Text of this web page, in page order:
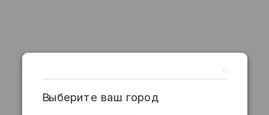
Выберите ваш город